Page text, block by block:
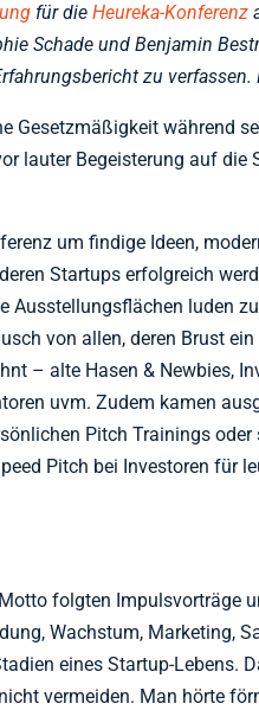
für dieHeureka-Konferenz
Schade und Benjamin
zu verfassen.
Gesetzmäßigkeit während
lauter Begeisterung auf die
um findige Ideen,
Startups erfolgreich
Ausstellungsflächen luden
von allen, deren Brust ein
– alte Hasen & Newbies,
uvm. Zudem kamen
Pitch Trainings oder
Pitch bei Investoren für
folgten Impulsvorträge
Wachstum, Marketing,
eines Startup-Lebens.
vermeiden. Man hörte